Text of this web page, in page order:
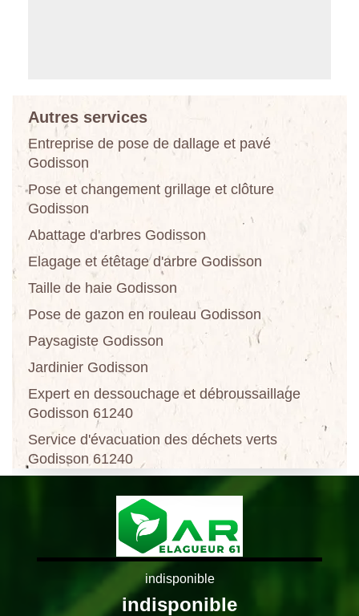
Autres services
Entreprise de pose de dallage et pavé
Godisson
Pose et changement grillage et clôture
Godisson
Abattage d'arbres Godisson
Elagage et étêtage d'arbre Godisson
Taille de haie Godisson
Pose de gazon en rouleau Godisson
Paysagiste Godisson
Jardinier Godisson
Expert en dessouchage et débroussaillage
Godisson 61240
Service d'évacuation des déchets verts
Godisson 61240
indisponible
indisponible